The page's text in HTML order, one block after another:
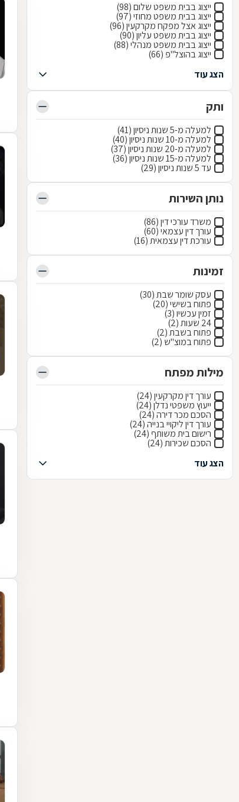
ייצוג בבית משפט שלום (98)
ייצוג בבית משפט מחוזי (97)
ייצוג אצל מפקח מקרקעין (96)
ייצוג בבית משפט עליון (90)
ייצוג בבית משפט מנהלי (88)
ייצוג בהוצל"פ (66)
הצג עוד
ותק
למעלה מ-5 שנות ניסיון (41)
למעלה מ-10 שנות ניסיון (40)
למעלה מ-20 שנות ניסיון (37)
למעלה מ-15 שנות ניסיון (36)
עד 5 שנות ניסיון (29)
נותן השירות
משרד עורכי דין (86)
עורך דין עצמאי (60)
עורכת דין עצמאית (16)
זמינות
עסק שומר שבת (30)
פתוח בשישי (20)
זמין עכשיו (3)
24 שעות (2)
פתוח בשבת (2)
פתוח במוצ"ש (2)
מילות מפתח
עורך דין מקרקעין (24)
ייעוץ משפטי נדלן (24)
הסכם מכר דירה (24)
עורך דין ליקויי בנייה (24)
רישום בית משותף (24)
הסכם שכירות (24)
הצג עוד